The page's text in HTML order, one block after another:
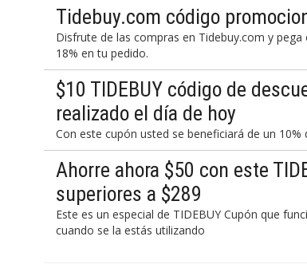
Tidebuy.com código
Disfrute de las compras en Tidebuy.com y
18% en tu pedido.
$10 TIDEBUY código de
realizado el día de hoy
Con este cupón usted se beneficiará de un
Ahorre ahora $50 con este
superiores a $289
Este es un especial de TIDEBUY Cupón que
cuando se la estás utilizando